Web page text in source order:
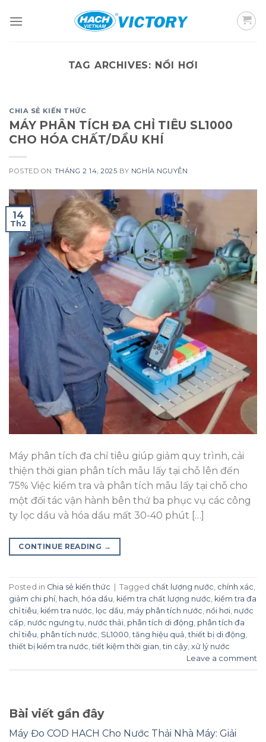
TAG ARCHIVES: NỒI HƠI
CHIA SẺ KIẾN THỨC
MÁY PHÂN TÍCH ĐA CHỈ TIÊU SL1000
CHO HÓA CHẤT/DẦU KHÍ
POSTED ON THÁNG 2 14, 2025 BY NGHĨA NGUYỄN
14
Th2
Máy phân tích đa chỉ tiêu giúp giảm quy trình, cải
thiện thời gian phân tích mẫu lấy tại chỗ lên đến
75% Việc kiểm tra và phân tích mẫu lấy tại chỗ cho
một đối tác vận hành bên thứ ba phục vụ các công
ty lọc dầu và hóa dầu mất 30-40 phút […]
CONTINUE READING →
Posted in Chia sẻ kiến thức Tagged chất lượng nước, chính xác,
giảm chi phí, hach, hóa dầu, kiểm tra chất lượng nước, kiểm tra đa
chỉ tiêu, kiểm tra nước, lọc dầu, máy phân tích nước, nồi hơi, nước
cấp, nước ngưng tụ, nước thải, phân tích di động, phân tích đa
chỉ tiêu, phân tích nước, SL1000,tăng hiệu quả,thiết bị di động,
thiết bị kiểm tra nước,tiết kiệm thời gian,tin cậy, xử lý nước
Leave a comment
Bài viết gần đây
Máy Đo COD HACH Cho Nước Thải Nhà Máy: Giải